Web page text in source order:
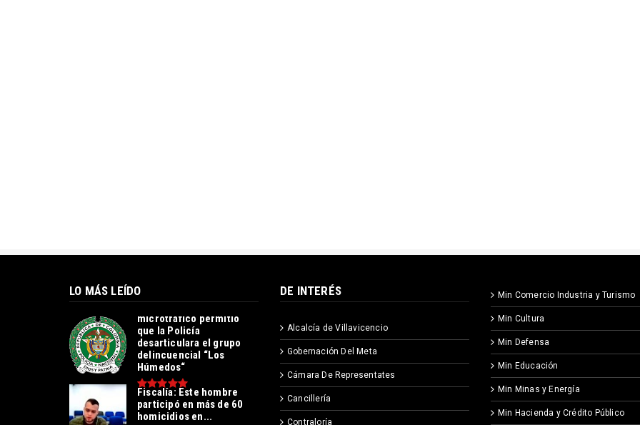
LO MÁS LEÍDO
Operación contra el
microtráfico permitió
que la Policía
desarticulara el grupo
delincuencial “Los
Húmedos“
Fiscalía: Este hombre
participó en más de 60
homicidios en...
DE INTERÉS
Alcalcía de Villavicencio
Gobernación Del Meta
Cámara De Representates
Cancillería
Contraloría
Min Comercio Industria y Turismo
Min Cultura
Min Defensa
Min Educación
Min Minas y Energía
Min Hacienda y Crédito Público